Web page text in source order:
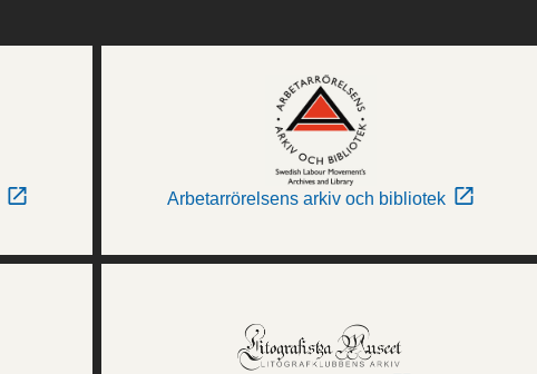
Arbetarrörelsens arkiv och bibliotek